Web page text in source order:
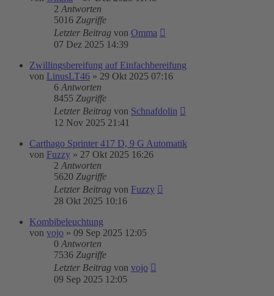
2 Antworten
5016 Zugriffe
Letzter Beitrag von Omma
07 Dez 2025 14:39
Zwillingsbereifung auf Einfachbereifung
von LinusLT46 » 29 Okt 2025 07:16
6 Antworten
8455 Zugriffe
Letzter Beitrag von Schnafdolin
12 Nov 2025 21:41
Carthago Sprinter 417 D, 9 G Automatik
von Fuzzy » 27 Okt 2025 16:26
2 Antworten
5620 Zugriffe
Letzter Beitrag von Fuzzy
28 Okt 2025 10:16
Kombibeleuchtung
von vojo » 09 Sep 2025 12:05
0 Antworten
7536 Zugriffe
Letzter Beitrag von vojo
09 Sep 2025 12:05